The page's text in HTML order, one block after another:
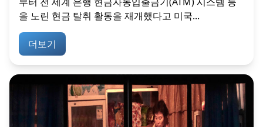
을 노린 현금 탈취 활동을 재개했다고 미국...
더보기